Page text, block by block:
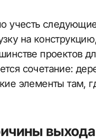
учесть
на
проектов
сочетание:
элементы там,
выхода